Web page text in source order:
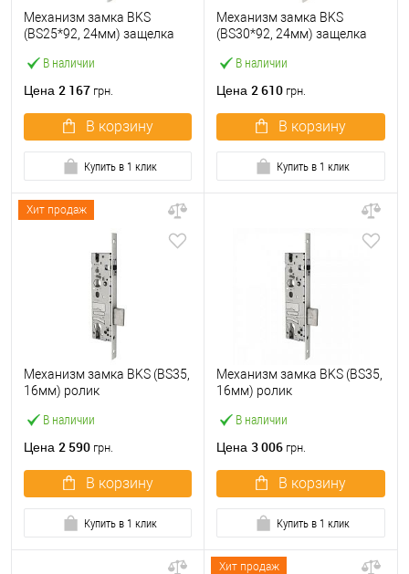
В наличии
Механизм замка BKS
(BS25*92, 24мм) защелка
Цена 2 167 грн.
В корзину
Купить в 1 клик
В наличии
Механизм замка BKS
(BS30*92, 24мм) защелка
Цена 2 610 грн.
В корзину
Купить в 1 клик
Хит продаж
В наличии
Механизм замка BKS (BS35,
16мм) ролик
Цена 2 590 грн.
В корзину
Купить в 1 клик
В наличии
Механизм замка BKS (BS35,
16мм) ролик
Цена 3 006 грн.
В корзину
Купить в 1 клик
Хит продаж